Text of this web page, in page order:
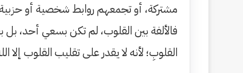
مشتركة، أو تجمعهم روابط شخصية أو
فالألفة بين القلوب، لم تكن بسعي أحد،
القلوبِ؛ لأنه لا يقدر على تقليب القلوب